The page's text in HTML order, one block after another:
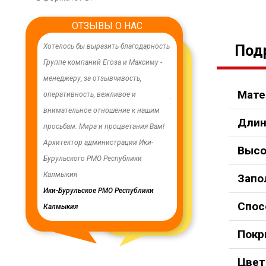
ОТЗЫВЫ О НАС
Хотелось бы выразить благодарность
Группе компаний Егоза и Максиму -
менеджеру, за отзывчивость,
оперативность, вежливое и
внимательное отношение к нашим
просьбам. Мира и процветания Вам!
Архитектор администрации Ики-
Бурульского РМО Республики
Калмыкия
Ики-Бурульское РМО Республики
Калмыкия
В целях устойчивого
установлена водонапорная
Рожновского, емкостью
заменены два насоса на
Бага-Чоносовское сельское
муниципальное
Целинного района